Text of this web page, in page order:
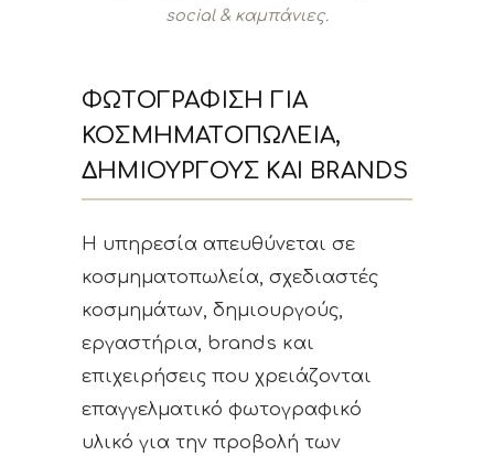
social & καμπάνιες.
ΦΩΤΟΓΡΆΦΙΣΗ ΓΙΑ
ΚΟΣΜΗΜΑΤΟΠΩΛΕΊΑ,
ΔΗΜΙΟΥΡΓΟΎΣ ΚΑΙ BRANDS
Η υπηρεσία απευθύνεται σε
κοσμηματοπωλεία, σχεδιαστές
κοσμημάτων, δημιουργούς,
εργαστήρια, brands και
επιχειρήσεις που χρειάζονται
επαγγελματικό φωτογραφικό
υλικό για την προβολή των